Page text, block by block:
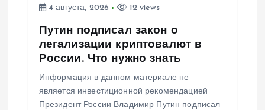
4 августа, 2026
12 views
Путин подписал закон о
легализации криптовалют в
России. Что нужно знать
Информация в данном материале не
является инвестиционной рекомендацией
Президент России Владимир Путин подписал